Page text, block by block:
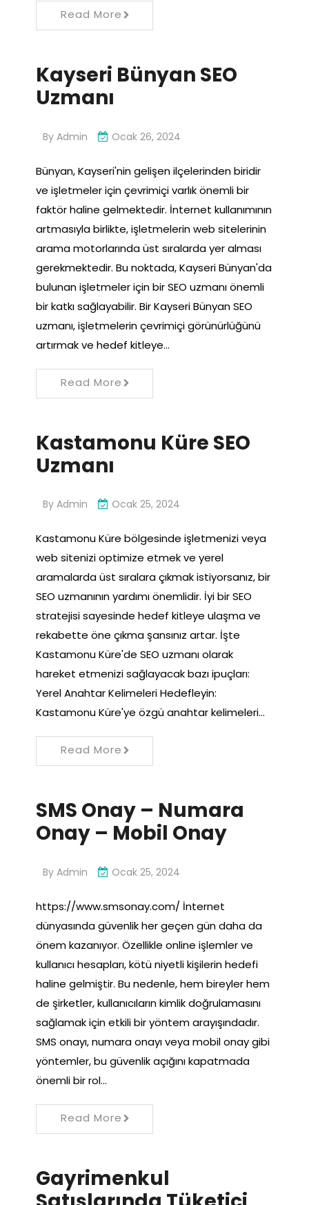
Read More
Kayseri Bünyan SEO
Uzmanı
By Admin Ocak 26, 2024
Bünyan, Kayseri'nin gelişen ilçelerinden biridir
ve işletmeler için çevrimiçi varlık önemli bir
faktör haline gelmektedir. İnternet kullanımının
artmasıyla birlikte, işletmelerin web sitelerinin
arama motorlarında üst sıralarda yer alması
gerekmektedir. Bu noktada, Kayseri Bünyan'da
bulunan işletmeler için bir SEO uzmanı önemli
bir katkı sağlayabilir. Bir Kayseri Bünyan SEO
uzmanı, işletmelerin çevrimiçi görünürlüğünü
artırmak ve hedef kitleye…
Read More
Kastamonu Küre SEO
Uzmanı
By Admin Ocak 25, 2024
Kastamonu Küre bölgesinde işletmenizi veya
web sitenizi optimize etmek ve yerel
aramalarda üst sıralara çıkmak istiyorsanız, bir
SEO uzmanının yardımı önemlidir. İyi bir SEO
stratejisi sayesinde hedef kitleye ulaşma ve
rekabette öne çıkma şansınız artar. İşte
Kastamonu Küre'de SEO uzmanı olarak
hareket etmenizi sağlayacak bazı ipuçları:
Yerel Anahtar Kelimeleri Hedefleyin:
Kastamonu Küre'ye özgü anahtar kelimeleri…
Read More
SMS Onay – Numara
Onay – Mobil Onay
By Admin Ocak 25, 2024
https://www.smsonay.com/ İnternet
dünyasında güvenlik her geçen gün daha da
önem kazanıyor. Özellikle online işlemler ve
kullanıcı hesapları, kötü niyetli kişilerin hedefi
haline gelmiştir. Bu nedenle, hem bireyler hem
de şirketler, kullanıcıların kimlik doğrulamasını
sağlamak için etkili bir yöntem arayışındadır.
SMS onayı, numara onayı veya mobil onay gibi
yöntemler, bu güvenlik açığını kapatmada
önemli bir rol…
Read More
Gayrimenkul